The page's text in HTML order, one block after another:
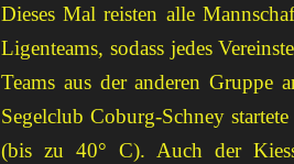
Dieses Mal reisten alle
Ligenteams, sodass jedes
Teams aus der anderen Gruppe
Segelclub Coburg-Schney
(bis zu 40° C). Auch der